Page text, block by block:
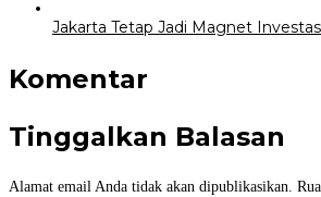
Jakarta Tetap Jadi Magnet
Komentar
Tinggalkan Balasan
Alamat email Anda tidak akan dipublikasikan.